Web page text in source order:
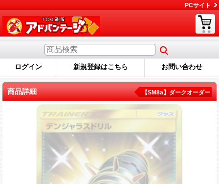
PCサイト
ログイン 新規登録はこちら お問い合わせ
商品詳細 【SM8a】ダークオーダー